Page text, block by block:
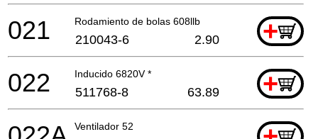
Rodamiento de bolas 608llb +
021 210043-6 2.90
Inducido 6820V * +
022 511768-8 63.89
Ventilador 52